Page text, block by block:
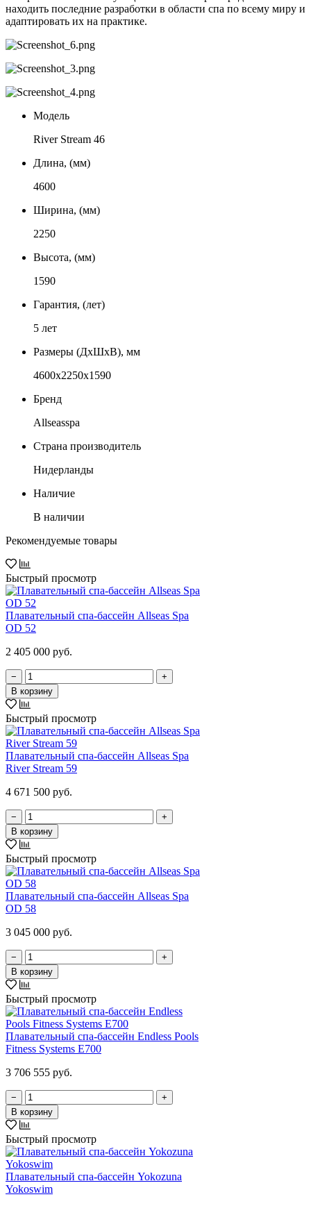
находить последние разработки в области спа по всему миру и
адаптировать их на практике.
Модель
River Stream 46
Длина, (мм)
4600
Ширина, (мм)
2250
Высота, (мм)
1590
Гарантия, (лет)
5 лет
Размеры (ДxШxВ), мм
4600х2250х1590
Бренд
Allseasspa
Страна производитель
Нидерланды
Наличие
В наличии
Рекомендуемые товары
Быстрый просмотр
Плавательный спа-бассейн Allseas Spa
OD 52
2 405 000 руб.
−
+
В корзину
Быстрый просмотр
Плавательный спа-бассейн Allseas Spa
River Stream 59
4 671 500 руб.
−
+
В корзину
Быстрый просмотр
Плавательный спа-бассейн Allseas Spa
OD 58
3 045 000 руб.
−
+
В корзину
Быстрый просмотр
Плавательный спа-бассейн Endless Pools
Fitness Systems E700
3 706 555 руб.
−
+
В корзину
Быстрый просмотр
Плавательный спа-бассейн Yokozuna
Yokoswim